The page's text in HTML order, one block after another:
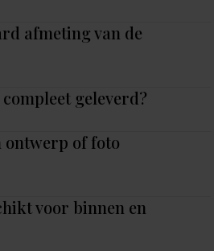
afmeting van de
geleverd?
ontwerp of foto
voor binnen en